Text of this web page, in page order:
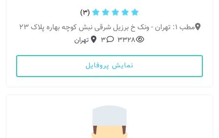
(3)
مطب 1: تهران - ونک خ برزیل شرقی نبش کوچه بهاره پلاک 23
3328
3 تهران
نمایش پروفایل